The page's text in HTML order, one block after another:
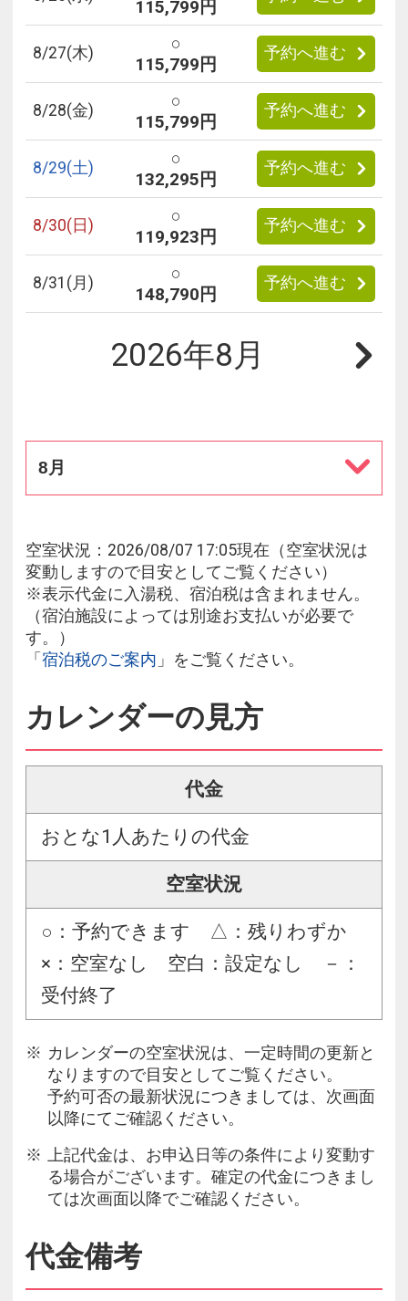
115,799円
8/27(木)
○
115,799円
予約へ進む
8/28(金)
○
115,799円
予約へ進む
8/29(土)
○
132,295円
予約へ進む
8/30(日)
○
119,923円
予約へ進む
8/31 (月)
○
148,790円
予約へ進む
2026年8月
8月
空室状況：2026/08/07 17:05現在（空室状況は
変動しますので目安としてご覧ください）
※表示代金に入湯税、宿泊税は含まれません。
（宿泊施設によっては別途お支払いが必要で
す。）
「 宿泊税のご案内 」をご覧ください。
カレンダーの見方
代金
おとな1人あたりの代金
空室状況
○：予約できます △：残りわずか
×：空室なし 空白：設定なし －：
受付終了
カレンダーの空室状況は、一定時間の更新と
なりますので目安としてご覧ください。
予約可否の最新状況につきましては、次画面
以降にてご確認ください。
上記代金は、お申込日等の条件により変動す
る場合がございます。確定の代金につきまし
ては次画面以降でご確認ください。
代金備考